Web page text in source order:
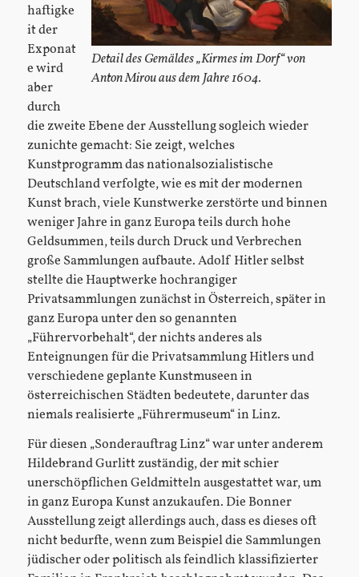
Detail des Gemäldes „Kirmes im Dorf“ von
Anton Mirou aus dem Jahre 1604.
haftigke
it der
Exponat
e wird
aber
durch
die zweite Ebene der Ausstellung sogleich wieder
zunichte gemacht: Sie zeigt, welches
Kunstprogramm das nationalsozialistische
Deutschland verfolgte, wie es mit der modernen
Kunst brach, viele Kunstwerke zerstörte und binnen
weniger Jahre in ganz Europa teils durch hohe
Geldsummen, teils durch Druck und Verbrechen
große Sammlungen aufbaute. Adolf Hitler selbst
stellte die Hauptwerke hochrangiger
Privatsammlungen zunächst in Österreich, später in
ganz Europa unter den so genannten
„Führervorbehalt“, der nichts anderes als
Enteignungen für die Privatsammlung Hitlers und
verschiedene geplante Kunstmuseen in
österreichischen Städten bedeutete, darunter das
niemals realisierte „Führermuseum“ in Linz.
Für diesen „Sonderauftrag Linz“ war unter anderem
Hildebrand Gurlitt zuständig, der mit schier
unerschöpflichen Geldmitteln ausgestattet war, um
in ganz Europa Kunst anzukaufen. Die Bonner
Ausstellung zeigt allerdings auch, dass es dieses oft
nicht bedurfte, wenn zum Beispiel die Sammlungen
jüdischer oder politisch als feindlich klassifizierter